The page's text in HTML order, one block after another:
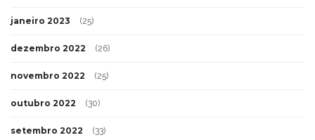
janeiro 2023 (25)
dezembro 2022 (26)
novembro 2022 (25)
outubro 2022 (30)
setembro 2022 (33)